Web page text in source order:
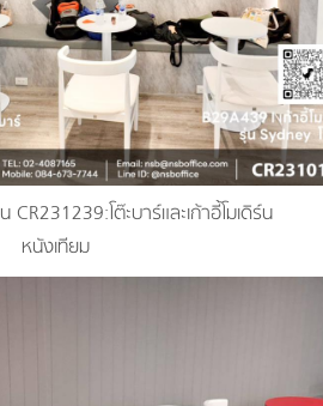
โต๊ะบาร์และเก้าอี้โมเดิร์น
หนังเทียม